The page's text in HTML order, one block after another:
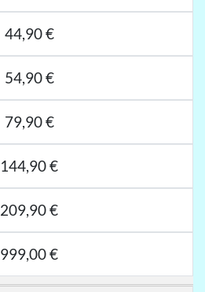
44,90 €
54,90 €
79,90 €
144,90 €
209,90 €
999,00 €